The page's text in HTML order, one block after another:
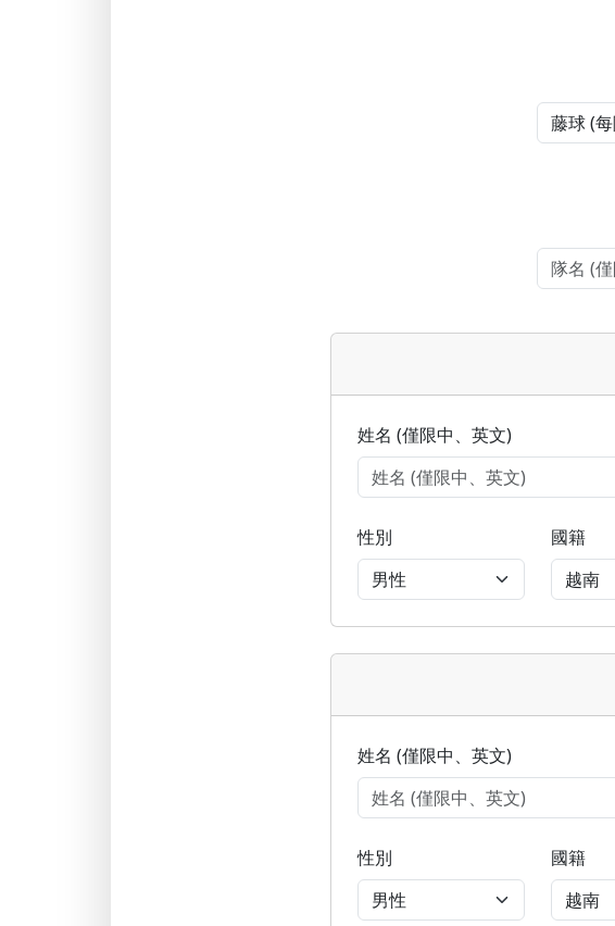
姓名 (僅限中、英文)
性別 國籍
姓名 (僅限中、英文)
性別 國籍